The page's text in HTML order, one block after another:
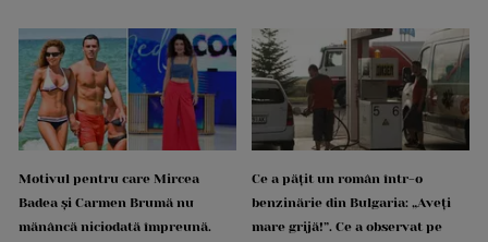
Motivul pentru care Mircea
Badea și Carmen Brumă nu
mănâncă niciodată împreună.
Ce a pățit un român într-o
benzinărie din Bulgaria: „Aveți
mare grijă!”. Ce a observat pe